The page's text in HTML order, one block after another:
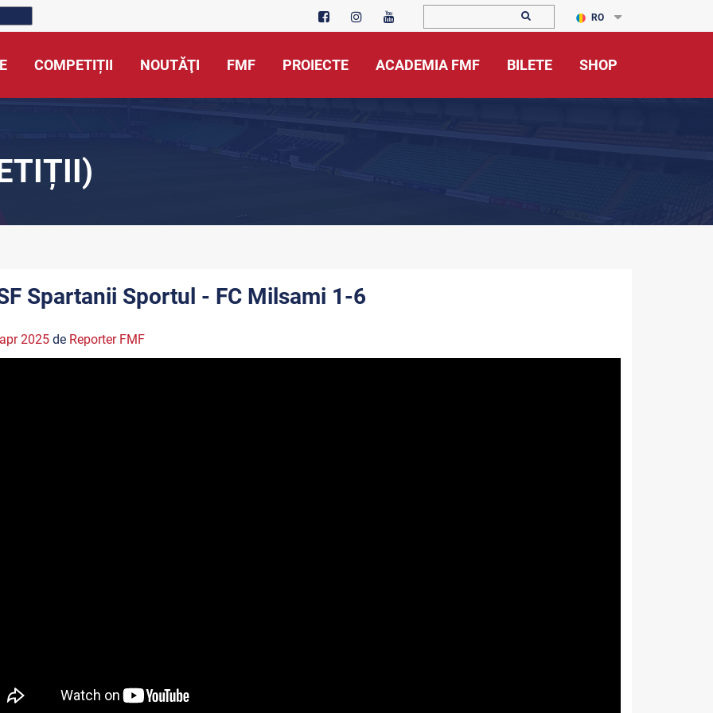
RO
COMPETIȚII NOUTĂŢI FMF PROIECTE ACADEMIA FMF BILETE SHOP
Spartanii Sportul - FC Milsami 1-6
2025de Reporter FMF